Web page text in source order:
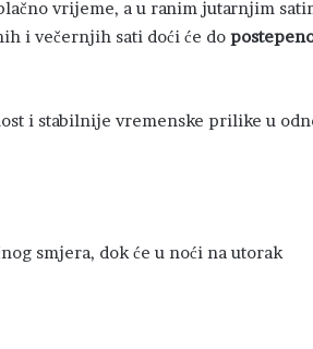
vrijeme, a u ranim jutarnjim
i večernjih sati doći će do
i stabilnije vremenske prilike u
smjera, dok će u noći na utorak